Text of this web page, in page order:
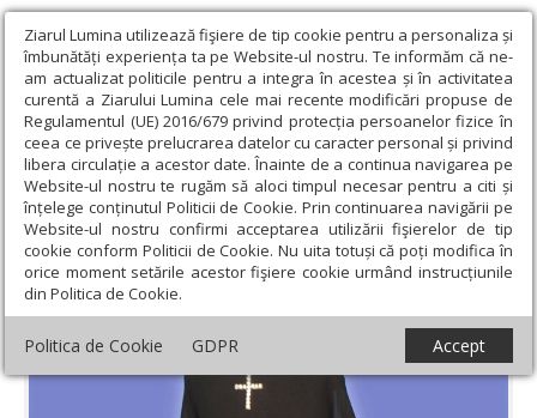
Ziarul Lumina utilizează fişiere de tip cookie pentru a personaliza și
îmbunătăți experiența ta pe Website-ul nostru. Te informăm că ne-
am actualizat politicile pentru a integra în acestea și în activitatea
curentă a Ziarului Lumina cele mai recente modificări propuse de
Regulamentul (UE) 2016/679 privind protecția persoanelor fizice în
ceea ce privește prelucrarea datelor cu caracter personal și privind
libera circulație a acestor date. Înainte de a continua navigarea pe
Website-ul nostru te rugăm să aloci timpul necesar pentru a citi și
înțelege conținutul Politicii de Cookie. Prin continuarea navigării pe
Website-ul nostru confirmi acceptarea utilizării fişierelor de tip
cookie conform Politicii de Cookie. Nu uita totuși că poți modifica în
orice moment setările acestor fişiere cookie urmând instrucțiunile
din Politica de Cookie.
Politica de Cookie GDPR Accept
Ziarul Lumina › Actualitate religioasă › Mesaje și cuvântări ›
„Taina Întrupării Domnului şi taina familiei creştine“
„Taina Întrupării Domnului şi taina familiei
creştine“